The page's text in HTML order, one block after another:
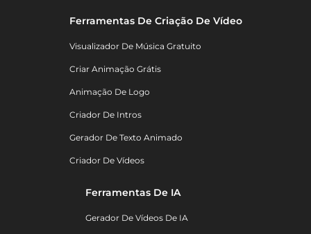
Ferramentas De Criação De Vídeo
Visualizador De Música Gratuito
Criar Animação Grátis
Animação De Logo
Criador De Intros
Gerador De Texto Animado
Criador De Vídeos
Ferramentas De IA
Gerador De Vídeos De IA